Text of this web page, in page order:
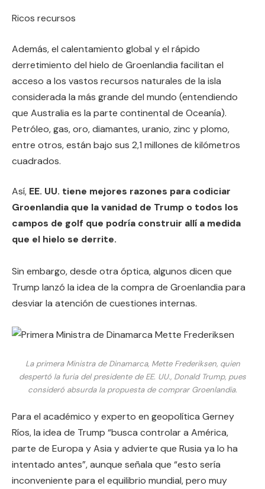
Ricos recursos
Además, el calentamiento global y el rápido
derretimiento del hielo de Groenlandia facilitan el
acceso a los vastos recursos naturales de la isla
considerada la más grande del mundo (entendiendo
que Australia es la parte continental de Oceanía).
Petróleo, gas, oro, diamantes, uranio, zinc y plomo,
entre otros, están bajo sus 2,1 millones de kilómetros
cuadrados.
Así, EE. UU. tiene mejores razones para codiciar
Groenlandia que la vanidad de Trump o todos los
campos de golf que podría construir allí a medida
que el hielo se derrite.
Sin embargo, desde otra óptica, algunos dicen que
Trump lanzó la idea de la compra de Groenlandia para
desviar la atención de cuestiones internas.
La primera Ministra de Dinamarca, Mette Frederiksen, quien
despertó la furia del presidente de EE. UU., Donald Trump, pues
consideró absurda la propuesta de comprar Groenlandia.
Para el académico y experto en geopolítica Gerney
Ríos, la idea de Trump “busca controlar a América,
parte de Europa y Asia y advierte que Rusia ya lo ha
intentado antes”, aunque señala que “esto sería
inconveniente para el equilibrio mundial, pero muy